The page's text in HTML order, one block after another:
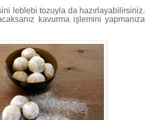
leblebi tozuyla da hazırlayabilirsiniz.
kavurma işlemini yapmanıza